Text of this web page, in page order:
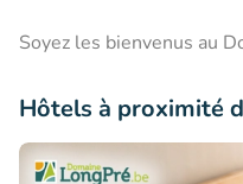
Soyez les bienvenus au
Hôtels à proximité